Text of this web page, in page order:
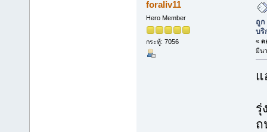
foraliv11
Hero Member
กระทู้: 7056
ถูก
บริ
« ต
มีน
แ
รุ่
ถ